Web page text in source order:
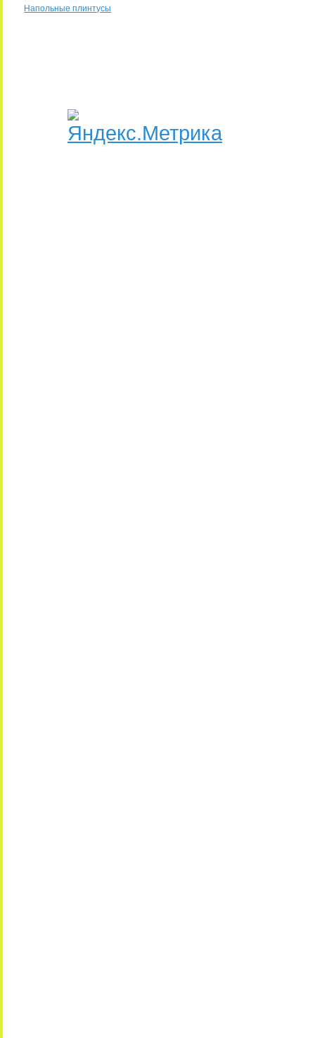
Напольные плинтусы